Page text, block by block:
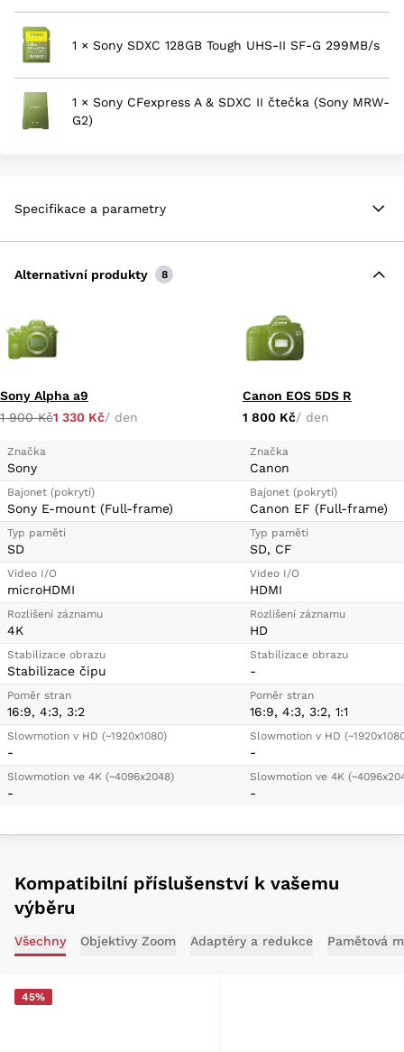
AI-Based Real-Time Tracking AF System
8K 24p, 4K 60p, FHD 120p 10-Bit Video
4K 16-Bit Raw Output; S-Log3/S-Cinetone
9.44m-Dot EVF with 120 fps Refresh Rate
3.2" 4-Axis Multi-Angle Touchscreen LCD
10 fps Shooting with AF/AE Tracking
1 × Sony SDXC 128GB Tough UHS-II SF-G 299MB/s
1 × Sony CFexpress A & SDXC II čtečka (Sony MRW-
G2)
Specifikace a parametry
Alternativní produkty 8
Sony Alpha a9
1 900 Kč1 330 Kč/ den
Značka
Sony
Bajonet (pokrytí)
Sony E-mount (Full-frame)
Typ paměti
SD
Video I/O
microHDMI
Rozlišení záznamu
4K
Stabilizace obrazu
Stabilizace čipu
Poměr stran
16:9, 4:3, 3:2
Slowmotion v HD (~1920x1080)
-
Slowmotion ve 4K (~4096x2048)
-
Canon EOS 5DS R
1 800 Kč/ den
Značka
Canon
Bajonet (pokrytí)
Canon EF (Full-frame)
Typ paměti
SD, CF
Video I/O
HDMI
Rozlišení záznamu
HD
Stabilizace obrazu
-
Poměr stran
16:9, 4:3, 3:2, 1:1
Slowmotion v HD
-
Slowmotion ve 4K
-
Kompatibilní příslušenství k vašemu
výběru
Všechny Objektivy Zoom Adaptéry a redukce Pamětová
45%